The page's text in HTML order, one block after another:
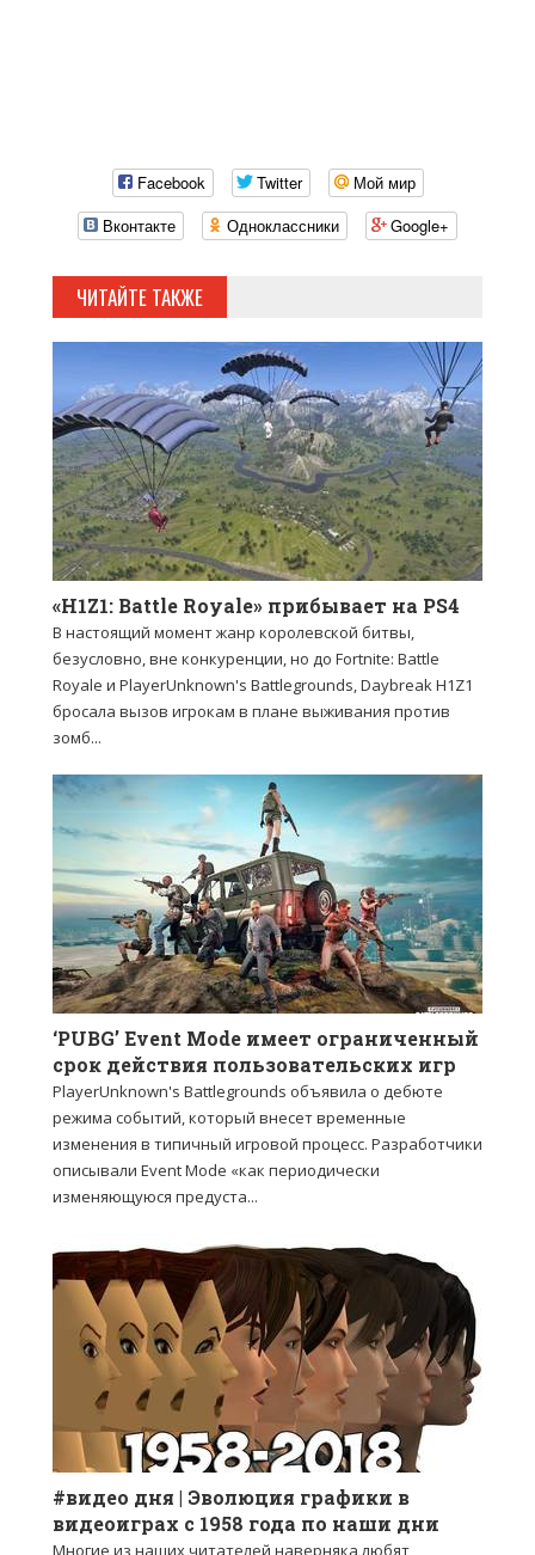
Facebook Twitter
Мой мир
Вконтакте
Одноклассники Google+
ЧИТАЙТЕ ТАКЖЕ
«H1Z1: Battle Royale» прибывает на PS4
В настоящий момент жанр королевской битвы,
безусловно, вне конкуренции, но до Fortnite: Battle
Royale и PlayerUnknown's Battlegrounds, Daybreak H1Z1
бросала вызов игрокам в плане выживания против
зомб...
‘PUBG’ Event Mode имеет ограниченный
срок действия пользовательских игр
PlayerUnknown's Battlegrounds объявила о дебюте
режима событий, который внесет временные
изменения в типичный игровой процесс. Разработчики
описывали Event Mode «как периодически
изменяющуюся предуста...
#видео дня | Эволюция графики в
видеоиграх с 1958 года по наши дни
Многие из наших читателей наверняка любят